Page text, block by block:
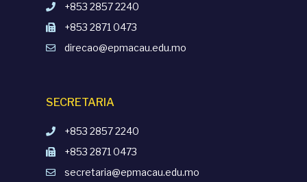
+853 2857 2240
+853 2871 0473
direcao@epmacau.edu.mo
SECRETARIA
+853 2857 2240
+853 2871 0473
secretaria@epmacau.edu.mo